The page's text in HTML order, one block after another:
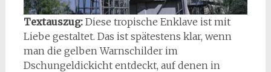
Textauszug: Diese tropische Enklave ist mit
Liebe gestaltet. Das ist spätestens klar, wenn
man die gelben Warnschilder im
Dschungeldickicht entdeckt, auf denen in